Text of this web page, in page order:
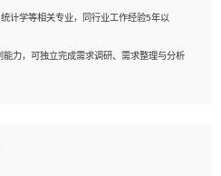
相关专业毕业，5年以上开发工作经验；
码习惯，有分布式、多线程及高并发系统开
调优；掌握基础中间件、基础架构方案和云
台的功能和了解其背后实现机制；
计学等相关专业，同行业工作经验5年以
力，可独立完成需求调研、需求整理与分析
别、NLP、OCR、机器学习等；